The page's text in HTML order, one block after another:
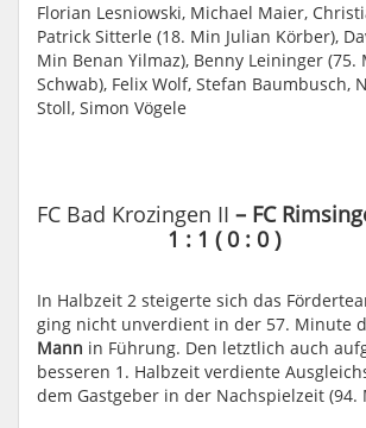
Florian Lesniowski, Michael Maier,
Patrick Sitterle (18. Min Julian Körber),
Min Benan Yilmaz), Benny Leininger (75.
Schwab), Felix Wolf, Stefan Baumbusch,
Stoll, Simon Vögele
FC Bad Krozingen II – FC
1 : 1 ( 0 : 0 )
In Halbzeit 2 steigerte sich das
ging nicht unverdient in der 57. Minute
Mann in Führung. Den letztlich auch
besseren 1. Halbzeit verdiente
dem Gastgeber in der Nachspielzeit (94.